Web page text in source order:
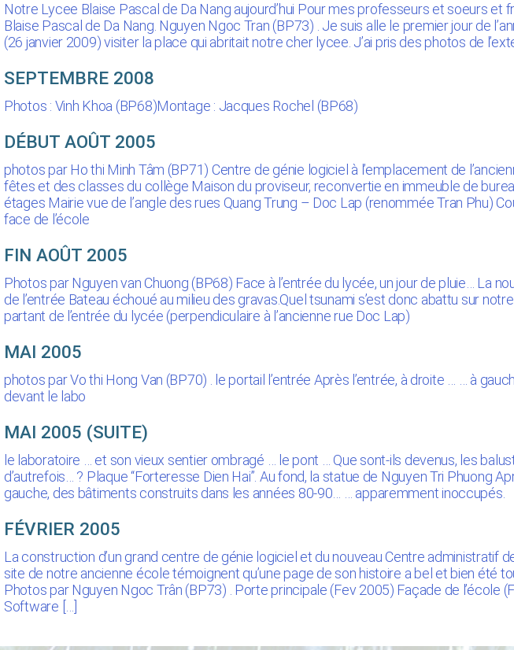
Notre Lycee Blaise Pascal de Da Nang aujourd’hui Pour mes professeurs et soeurs et
Blaise Pascal de Da Nang. Nguyen Ngoc Tran (BP73) . Je suis alle le premier jour de
(26 janvier 2009) visiter la place qui abritait notre cher lycee. J’ai pris des photos de
SEPTEMBRE 2008
Photos : Vinh Khoa (BP68)Montage : Jacques Rochel (BP68)
DÉBUT AOÛT 2005
photos par Ho thi Minh Tâm (BP71) Centre de génie logiciel à l’emplacement de
fêtes et des classes du collège Maison du proviseur, reconvertie en immeuble de
étages Mairie vue de l’angle des rues Quang Trung – Doc Lap (renommée Tran Phu)
face de l’école
FIN AOÛT 2005
Photos par Nguyen van Chuong (BP68) Face à l’entrée du lycée, un jour de pluie… La
de l’entrée Bateau échoué au milieu des gravas.Quel tsunami s’est donc abattu sur
partant de l’entrée du lycée (perpendiculaire à l’ancienne rue Doc Lap)
MAI 2005
photos par Vo thi Hong Van (BP70) . le portail l’entrée Après l’entrée, à droite … … à
devant le labo
MAI 2005 (SUITE)
le laboratoire … et son vieux sentier ombragé … le pont … Que sont-ils devenus, les
d’autrefois… ? Plaque “Forteresse Dien Hai”. Au fond, la statue de Nguyen Tri Phuong
gauche, des bâtiments construits dans les années 80-90… … apparemment inoccupés.
FÉVRIER 2005
La construction d’un grand centre de génie logiciel et du nouveau Centre administratif
site de notre ancienne école témoignent qu’une page de son histoire a bel et bien été
Photos par Nguyen Ngoc Trân (BP73) . Porte principale (Fev 2005) Façade de l’école
Software […]